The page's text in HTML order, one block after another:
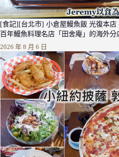
[食記][台北市] 小倉屋鰻魚飯 光復本
百年鰻魚料理名店「田舍庵」的海外分
2026 年 8 月 6 日